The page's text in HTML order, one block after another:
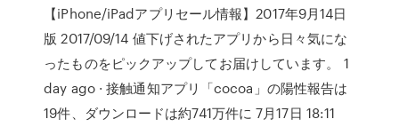
【iPhone/iPadアプリセール情報】2017年9月14日
版 2017/09/14 値下げされたアプリから日々気にな
ったものをピックアップしてお届けしています。 1
day ago · 接触通知アプリ「cocoa」の陽性報告は
19件、ダウンロードは約741万件に 7月17日 18:11